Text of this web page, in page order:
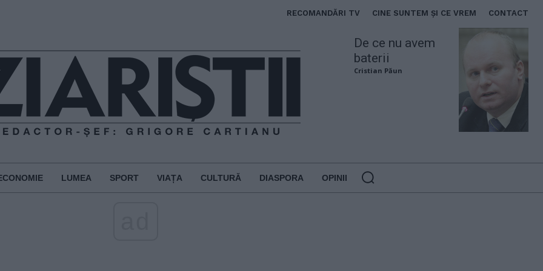
RECOMANDĂRI TV CINE SUNTEM ȘI CE VREM CONTACT
De ce nu avem
baterii
Cristian Păun
LUMEA SPORT VIAȚA CULTURĂ DIASPORA OPINII